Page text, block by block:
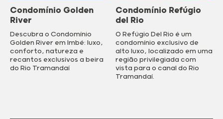
Condomínio Golden
River
Descubra o Condomínio
Golden River em Imbé: luxo,
conforto, natureza e
recantos exclusivos a beira
do Rio Tramandaí
Condomínio Refúgio
del Rio
O Refúgio Del Rio é um
condomínio exclusivo de
alto luxo, localizado em uma
região privilegiada com
vista para o canal do Rio
Tramandaí.